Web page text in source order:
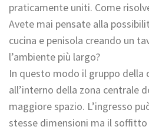
praticamente uniti. Come
Avete mai pensate alla
cucina e penisola creando un
l’ambiente più largo?
In questo modo il gruppo della
all’interno della zona centrale
maggiore spazio. L’ingresso
stesse dimensioni ma il soffitto